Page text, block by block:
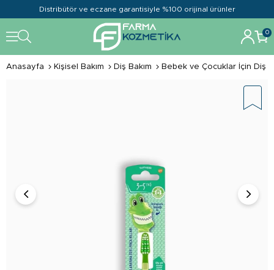
Distribütör ve eczane garantisiyle %100 orijinal ürünler
0
Anasayfa Kişisel Bakım Diş Bakım Bebek ve Çocuklar İçin Diş